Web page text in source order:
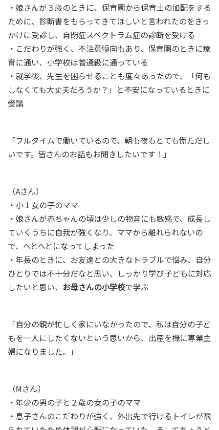
・娘さんが３歳のときに、保育園から保育士の加配をする
ために、診断書をもらってきてほしいと言われたのをきっ
かけに受診し、自閉症スペクトラム症の診断を受ける
・こだわりが強く、不注意傾向もあり、保育園のときに療
育に通い、小学校は普通級に通っている
・就学後、先生を困らせることも度々あったので、「何も
しなくても大丈夫だろうか？」と不安になっているときに
受講
「フルタイムで働いているので、朝も夜もとても慌ただし
いです。皆さんのお話もお聞きしたいです！」
（Aさん）
・小１女の子のママ
・娘さんが赤ちゃんの頃は少しの物音にも敏感で、成長し
ていくうちに自我が強くなり、ママから離れられないの
で、へとへとになってしまった
・年長のときに、 お友達との大きなトラブルで悩み、 自分
ひとりでは不十分だなと思い、しっかり学び子どもに対応
したいと思い、 お母さんの小学校で学ぶ
「自分の親が忙しく家にいなかったので、私は自分の子ど
もを一人にしたくないという思いから、出産を機に専業主
婦になりました。」
（Mさん）
・年少の男の子と２歳の女の子のママ
・息子さんのこだわりが強く、 外出先で行けるトイレが限